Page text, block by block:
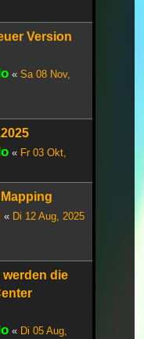
Version
« Sa 08 Nov,
« Fr 03 Okt,
« Di 12 Aug, 2025
die
« Di 05 Aug,